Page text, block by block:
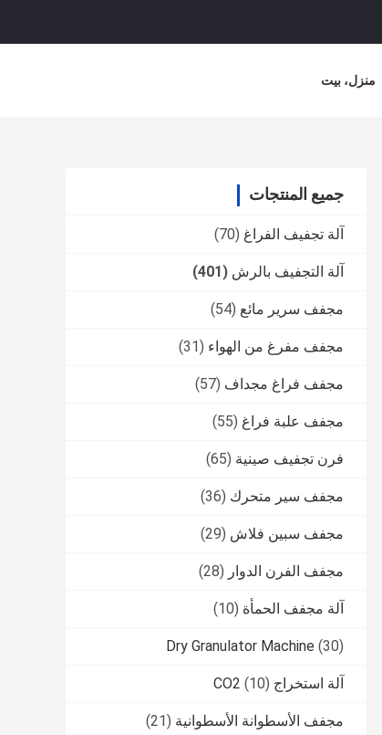
منزل، بيت
جميع المنتجات
آلة تجفيف الفراغ (70)
آلة التجفيف بالرش (401)
مجفف سرير مائع (54)
مجفف مفرغ من الهواء (31)
مجفف فراغ مجداف (57)
مجفف علبة فراغ (55)
فرن تجفيف صينية (65)
مجفف سير متحرك (36)
مجفف سبين فلاش (29)
مجفف الفرن الدوار (28)
آلة مجفف الحمأة (10)
Dry Granulator Machine (30)
آلة استخراج CO2 (10)
مجفف الأسطوانة الأسطوانية (21)